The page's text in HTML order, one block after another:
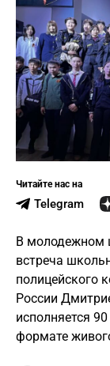
Читайте нас на
Telegram
В молодежном
встреча
полицейского
России
исполняется
формате